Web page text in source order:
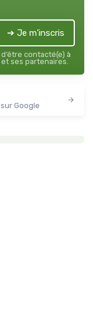
➔ Je m'inscris
contacté(e) à
et ses partenaires.
Google